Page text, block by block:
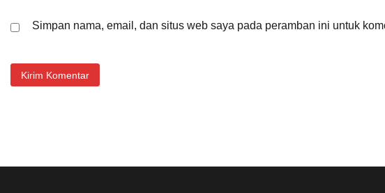
Simpan nama, email, dan situs web saya pada peramban ini untuk